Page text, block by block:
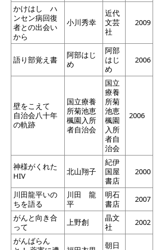
かけはし ハ
ンセン病回復
者との出会い
から
小川秀幸
近代
文芸
社
2009
語り部覚え書
阿部はじ
め
阿部
はじ
め
2006
壁をこえて
自治会八十年
の軌跡
国立療養
所菊池恵
楓園入所
者自治会
国立
療養
所菊
池恵
楓園
入所
者自
治会
2006
神様がくれた
HIV
北山翔子
紀伊
国屋
書店
2000
川田龍平いの
ちを語る
川田 龍
平
明石
書店
2007
がんと向き合
って
上野創
晶文
社
2002
がんばらん
朝日